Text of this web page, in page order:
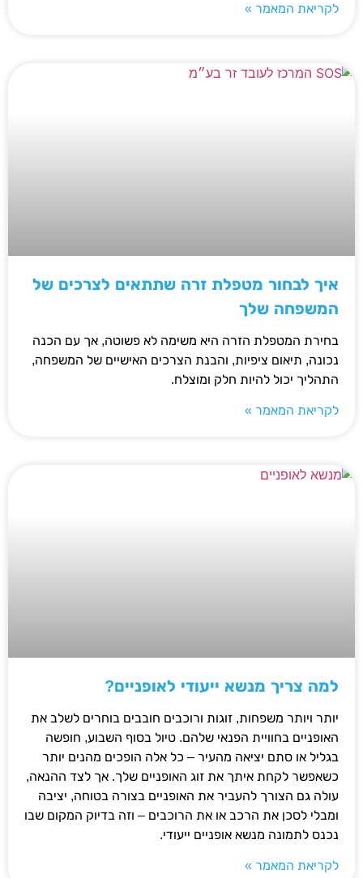
לקריאת המאמר »
איך לבחור מטפלת זרה שתתאים לצרכים של
המשפחה שלך
בחירת המטפלת הזרה היא משימה לא פשוטה, אך עם הכנה
נכונה, תיאום ציפיות, והבנת הצרכים האישיים של המשפחה,
התהליך יכול להיות חלק ומוצלח.
לקריאת המאמר »
למה צריך מנשא ייעודי לאופניים?
יותר ויותר משפחות, זוגות ורוכבים חובבים בוחרים לשלב את
האופניים בחוויית הפנאי שלהם. טיול בסוף השבוע, חופשה
בגליל או סתם יציאה מהעיר – כל אלה הופכים מהנים יותר
כשאפשר לקחת איתך את זוג האופניים שלך. אך לצד ההנאה,
עולה גם הצורך להעביר את האופניים בצורה בטוחה, יציבה
ומבלי לסכן את הרכב או את הרוכבים – וזה בדיוק המקום שבו
נכנס לתמונה מנשא אופניים ייעודי.
לקריאת המאמר »